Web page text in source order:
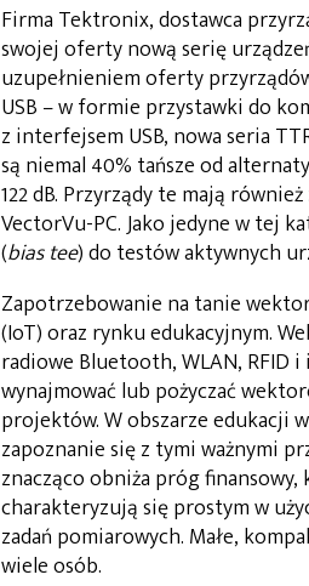
Firma Tektronix, dostawca
swojej oferty nową serię
uzupełnieniem oferty
USB – w formie przystawki do
z interfejsem USB, nowa seria
są niemal 40% tańsze od
122 dB. Przyrządy te mają
VectorVu-PC. Jako jedyne w tej
(bias tee) do testów aktywnych
Zapotrzebowanie na tanie
(IoT) oraz rynku edukacyjnym.
radiowe Bluetooth, WLAN, RFID
wynajmować lub pożyczać
projektów. W obszarze edukacji
zapoznanie się z tymi ważnymi
znacząco obniża próg
charakteryzują się prostym w
zadań pomiarowych. Małe,
wiele osób.